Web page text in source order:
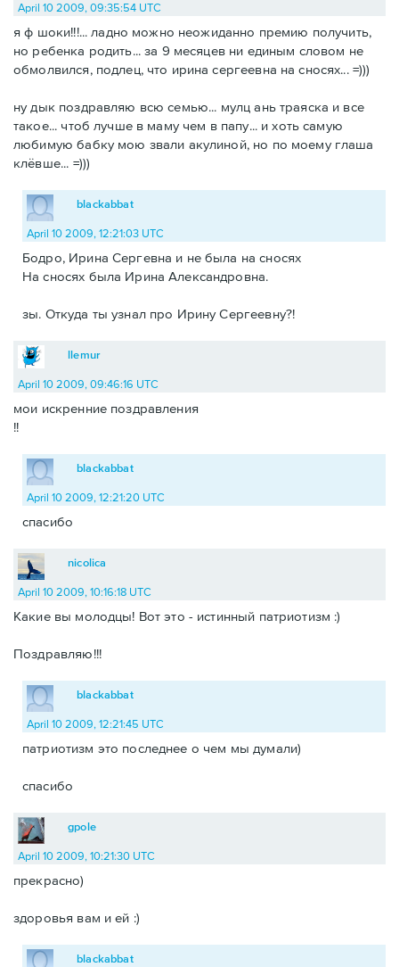
April 10 2009, 09:35:54 UTC
я ф шоки!!!... ладно можно неожиданно премию получить,
но ребенка родить... за 9 месяцев ни единым словом не
обмолвился, подлец, что ирина сергеевна на сносях... =)))
ну дык поздравляю всю семью... мулц ань траяска и все
такое... чтоб лучше в маму чем в папу... и хоть самую
любимую бабку мою звали акулиной, но по моему глаша
клёвше... =)))
blackabbat
April 10 2009, 12:21:03 UTC
Бодро, Ирина Сергевна и не была на сносях
На сносях была Ирина Александровна.
зы. Откуда ты узнал про Ирину Сергеевну?!
llemur
April 10 2009, 09:46:16 UTC
мои искренние поздравления
!!
blackabbat
April 10 2009, 12:21:20 UTC
спасибо
nicolica
April 10 2009, 10:16:18 UTC
Какие вы молодцы! Вот это - истинный патриотизм :)
Поздравляю!!!
blackabbat
April 10 2009, 12:21:45 UTC
патриотизм это последнее о чем мы думали)
спасибо
gpole
April 10 2009, 10:21:30 UTC
прекрасно)
здоровья вам и ей :)
blackabbat